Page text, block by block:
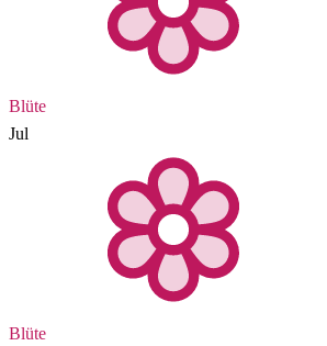
Blüte
Jul
Blüte